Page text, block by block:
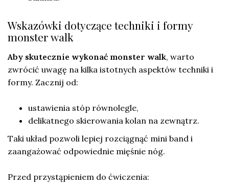
Wskazówki dotyczące techniki i formy
monster walk
Aby skutecznie wykonać monster walk, warto
zwrócić uwagę na kilka istotnych aspektów techniki i
formy. Zacznij od:
ustawienia stóp równolegle,
delikatnego skierowania kolan na zewnątrz.
Taki układ pozwoli lepiej rozciągnąć mini band i
zaangażować odpowiednie mięśnie nóg.
Przed przystąpieniem do ćwiczenia: